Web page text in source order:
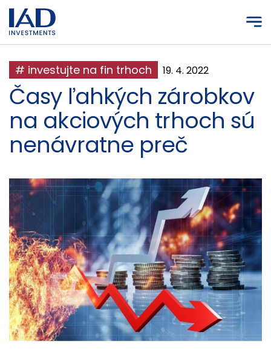
Prejsť na hlavný obsah
# investujte na fin trhoch 19. 4. 2022
Časy ľahkých zárobkov
na akciových trhoch sú
nenávratne preč